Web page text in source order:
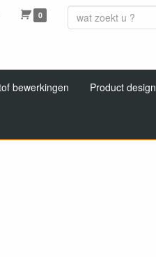
0
bewerkingen Product design